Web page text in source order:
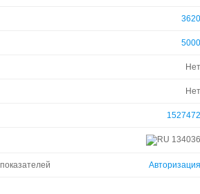
3620
5000
Нет
Нет
1527472
134036
Авторизация